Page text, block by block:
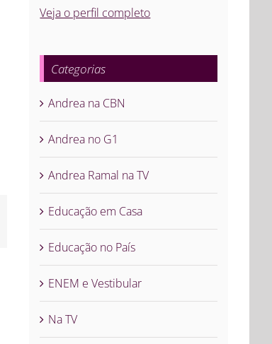
Veja o perfil completo
Categorias
Andrea na CBN
Andrea no G1
Andrea Ramal na TV
Educação em Casa
Educação no País
ENEM e Vestibular
Na TV